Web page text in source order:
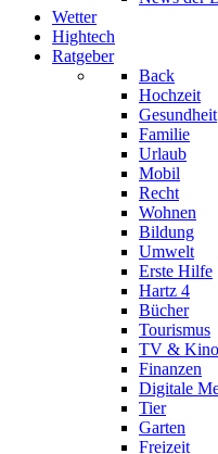
Wetter
Hightech
Ratgeber
Back
Hochzeit
Gesundheit
Familie
Urlaub
Mobil
Recht
Wohnen
Bildung
Umwelt
Erste Hilfe
Hartz 4
Bücher
Tourismus
TV & Kino
Finanzen
Digitale
Tier
Garten
Freizeit